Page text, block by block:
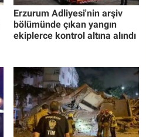
Erzurum Adliyesi'nin arşiv
bölümünde çıkan yangın
ekiplerce kontrol altına alındı